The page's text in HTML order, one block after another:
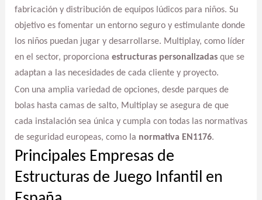
fabricación y distribución de equipos lúdicos para niños. Su
objetivo es fomentar un entorno seguro y estimulante donde
los niños puedan jugar y desarrollarse. Multiplay, como líder
en el sector, proporciona estructuras personalizadasque se
adaptan a las necesidades de cada cliente y proyecto.
Con una amplia variedad de opciones, desde parques de
bolas hasta camas de salto, Multiplay se asegura de que
cada instalación sea única y cumpla con todas las normativas
de seguridad europeas, como la normativa EN1176.
Principales Empresas de
Estructuras de Juego Infantil en